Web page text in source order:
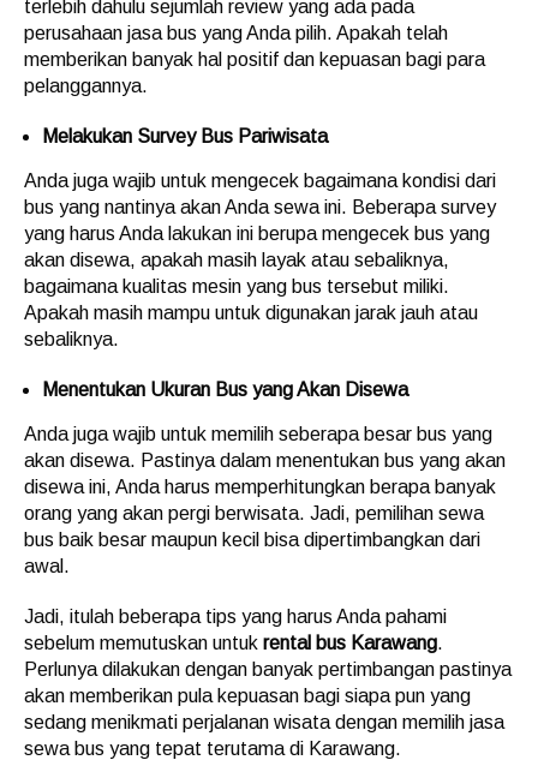
terlebih dahulu sejumlah review yang ada pada
perusahaan jasa bus yang Anda pilih. Apakah telah
memberikan banyak hal positif dan kepuasan bagi para
pelanggannya.
Melakukan Survey Bus Pariwisata
Anda juga wajib untuk mengecek bagaimana kondisi dari
bus yang nantinya akan Anda sewa ini. Beberapa survey
yang harus Anda lakukan ini berupa mengecek bus yang
akan disewa, apakah masih layak atau sebaliknya,
bagaimana kualitas mesin yang bus tersebut miliki.
Apakah masih mampu untuk digunakan jarak jauh atau
sebaliknya.
Menentukan Ukuran Bus yang Akan Disewa
Anda juga wajib untuk memilih seberapa besar bus yang
akan disewa. Pastinya dalam menentukan bus yang akan
disewa ini, Anda harus memperhitungkan berapa banyak
orang yang akan pergi berwisata. Jadi, pemilihan sewa
bus baik besar maupun kecil bisa dipertimbangkan dari
awal.
Jadi, itulah beberapa tips yang harus Anda pahami
sebelum memutuskan untuk rental bus Karawang.
Perlunya dilakukan dengan banyak pertimbangan pastinya
akan memberikan pula kepuasan bagi siapa pun yang
sedang menikmati perjalanan wisata dengan memilih jasa
sewa bus yang tepat terutama di Karawang.